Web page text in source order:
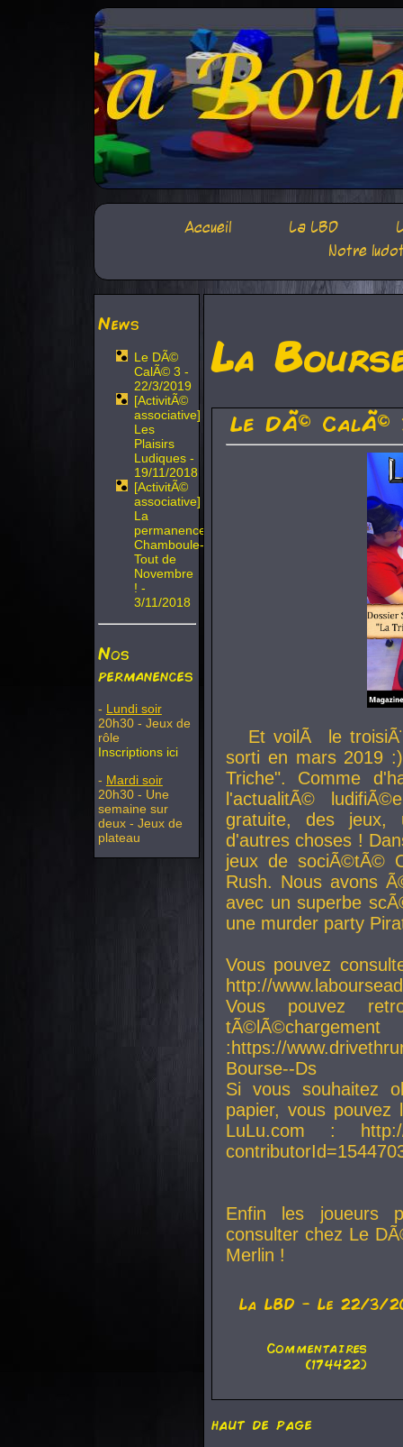
Accueil La LBD
Notre
News
Le DÃ©
CalÃ© 3 -
22/3/2019
[ActivitÃ©
associative]
Les
Plaisirs
Ludiques -
19/11/2018
[ActivitÃ©
associative]
La
permanence
Chamboule-
Tout de
Novembre
! -
3/11/2018
Nos
permanences
- Lundi soir
20h30 - Jeux de
rôle
Inscriptions ici
- Mardi soir
20h30 - Une
semaine sur
deux - Jeux de
plateau
La
Le DÃ© CalÃ©
Et voilÃ le
sorti en mars 2019
Triche". Comme
l'actualitÃ©
gratuite, des jeux,
d'autres choses !
jeux de sociÃ©tÃ©
Rush. Nous avons
avec un superbe
une murder party
Vous pouvez
http://
Vous pouvez
:https://
Bourse--Ds
Si vous souhaitez
papier, vous
LuLu.com : http://
Enfin les joueurs
consulter chez Le
Merlin !
La LBD - Le 22/3/
Commentaires
(174422)
haut de page